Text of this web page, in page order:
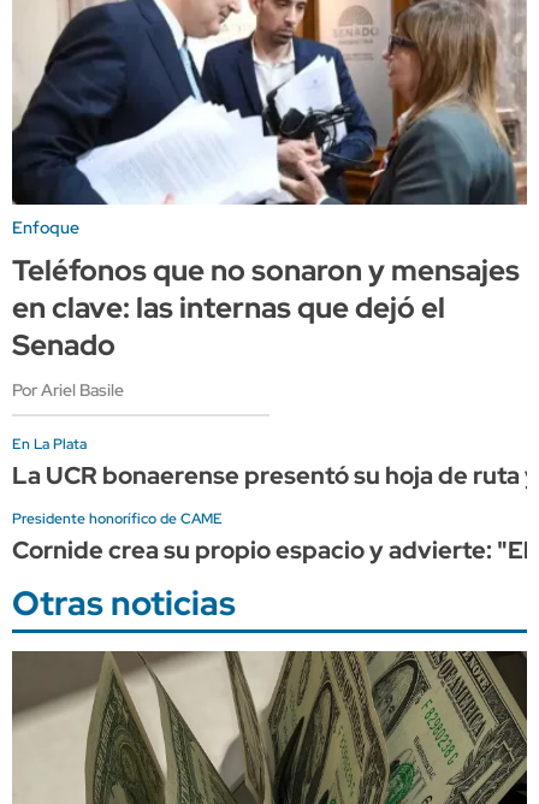
Enfoque
Teléfonos que no sonaron y mensajes
en clave: las internas que dejó el
Senado
Por Ariel Basile
En La Plata
La UCR bonaerense presentó su hoja de ruta
Presidente honorífico de CAME
Cornide crea su propio espacio y advierte:
Otras noticias